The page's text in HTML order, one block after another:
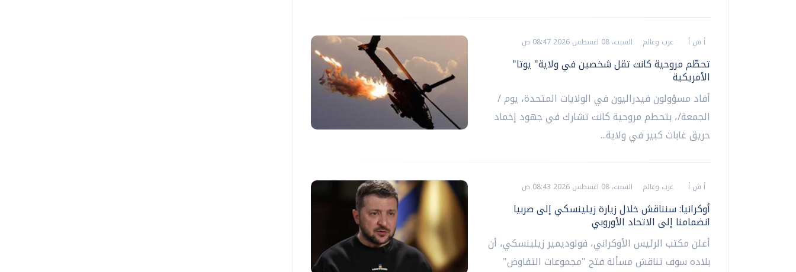
أ ش أ عرب وعالم السبت، 08 اغسطس 2026 08:47 ص
تحطّم مروحية كانت تقل شخصين في ولاية" يوتا"
الأمريكية
أفاد مسؤولون فيدراليون في الولايات المتحدة، يوم /
الجمعة/، بتحطم مروحية كانت تشارك في جهود إخماد
حريق غابات كبير في ولاية...
أ ش أ عرب وعالم السبت، 08 اغسطس 2026 08:43 ص
أوكرانيا: سنناقش خلال زيارة زيلينسكي إلى صربيا
انضمامنا إلى الاتحاد الأوروبي
أعلن مكتب الرئيس الأوكراني، فولوديمير زيلينسكي، أن
بلاده سوف تناقش مسألة فتح "مجموعات التفاوض"